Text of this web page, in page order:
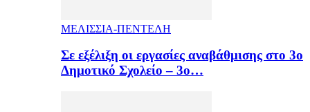
ΜΕΛΙΣΣΙΑ-ΠΕΝΤΕΛΗ
Σε εξέλιξη οι εργασίες αναβάθμισης στο 3ο
Δημοτικό Σχολείο – 3ο…